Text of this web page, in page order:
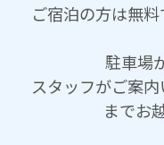
ご宿泊の方は無
駐車場
スタッフがご案
までお